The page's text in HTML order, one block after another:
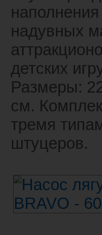
надувных
детских
Размеры:
см.
тремя
штуцеров.